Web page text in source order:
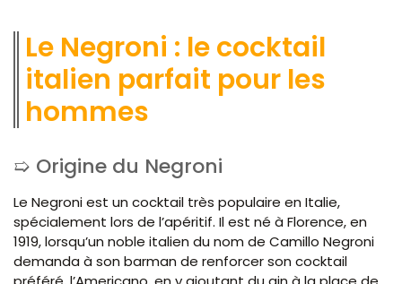
Le Negroni : le cocktail
italien parfait pour les
hommes
Origine du Negroni
Le Negroni est un cocktail très populaire en Italie,
spécialement lors de l’apéritif. Il est né à Florence, en
1919, lorsqu’un noble italien du nom de Camillo Negroni
demanda à son barman de renforcer son cocktail